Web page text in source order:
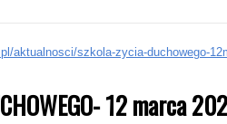
aktualnosci/szkola-zycia-duchowego-
12 marca